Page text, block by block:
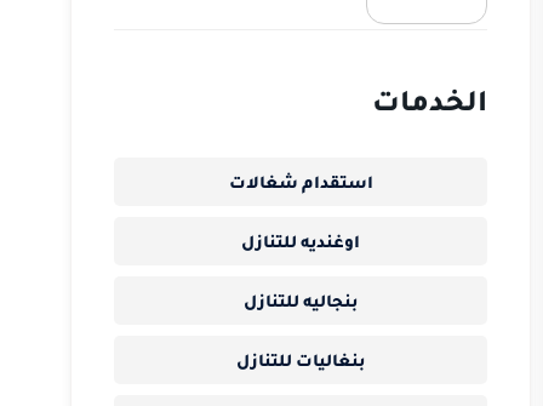
الخدمات
استقدام شغالات
اوغنديه للتنازل
بنجاليه للتنازل
بنغاليات للتنازل